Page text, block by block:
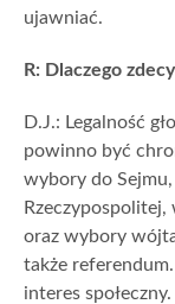
ujawniać.
R: Dlaczego
D.J.: Legalność
powinno być
wybory do
oraz wybory
także
interes społeczny.